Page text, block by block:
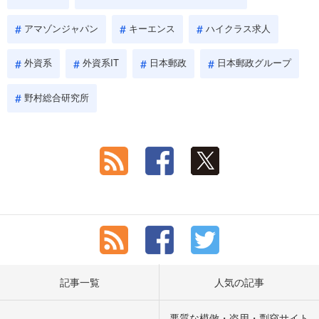
アマゾンジャパン キーエンス ハイクラス求人
外資系 外資系IT 日本郵政 日本郵政グループ
野村総合研究所
記事一覧 人気の記事